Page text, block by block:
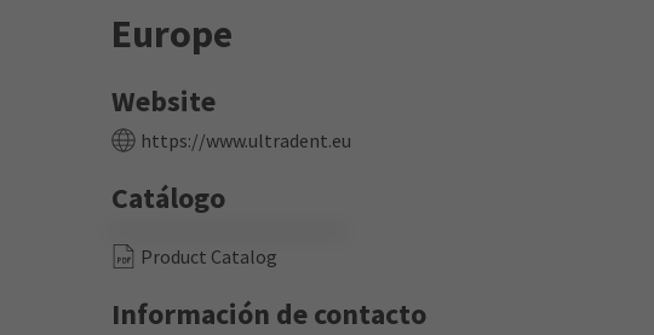
Europe
Website
https://www.ultradent.eu
Catálogo
Product Catalog
Información de contacto